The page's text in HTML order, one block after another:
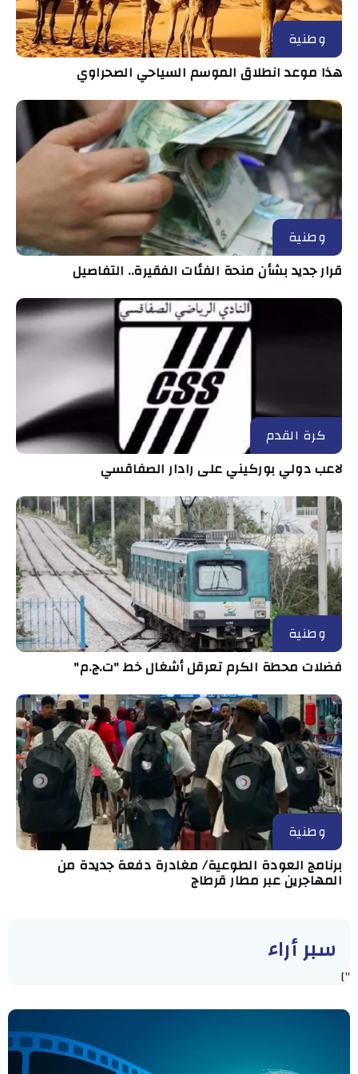
وطنية
هذا موعد انطلاق الموسم السياحي الصحراوي
وطنية
قرار جديد بشأن منحة الفئات الفقيرة.. التفاصيل
كرة القدم
لاعب دولي بوركيني على رادار الصفاقسي
وطنية
فضلات محطة الكرم تعرقل أشغال خط "ت.ج.م"
وطنية
برنامج العودة الطوعية/ مغادرة دفعة جديدة من
المهاجرين عبر مطار قرطاج
سبر أراء
"]